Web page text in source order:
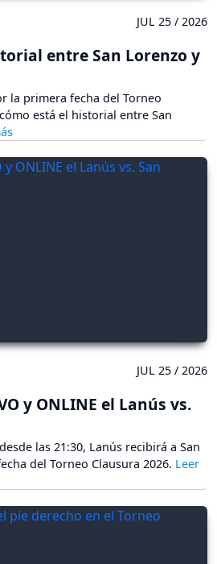
JUL 25 / 2026
entre San Lorenzo y
la primera fecha del Torneo
está el historial entre San
JUL 25 / 2026
y ONLINE el Lanús vs.
las 21:30, Lanús recibirá a San
del Torneo Clausura 2026.